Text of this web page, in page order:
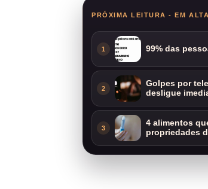
PRÓXIMA LEITURA - EM
1 99% das
2
Golpes por
desligue
3
4 alimentos
propriedades